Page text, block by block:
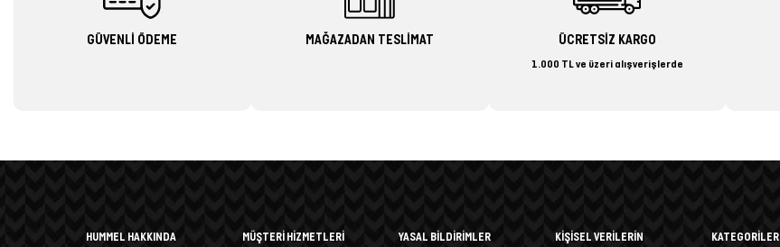
GÜVENLİ ÖDEME MAĞAZADAN TESLİMAT ÜCRETSİZ KARGO
1.000 TL ve üzeri alışverişlerde
HUMMEL HAKKINDA MÜŞTERİ HİZMETLERİ YASAL BİLDİRİMLER
KİŞİSEL VERİLERİN
KATEGORİLER